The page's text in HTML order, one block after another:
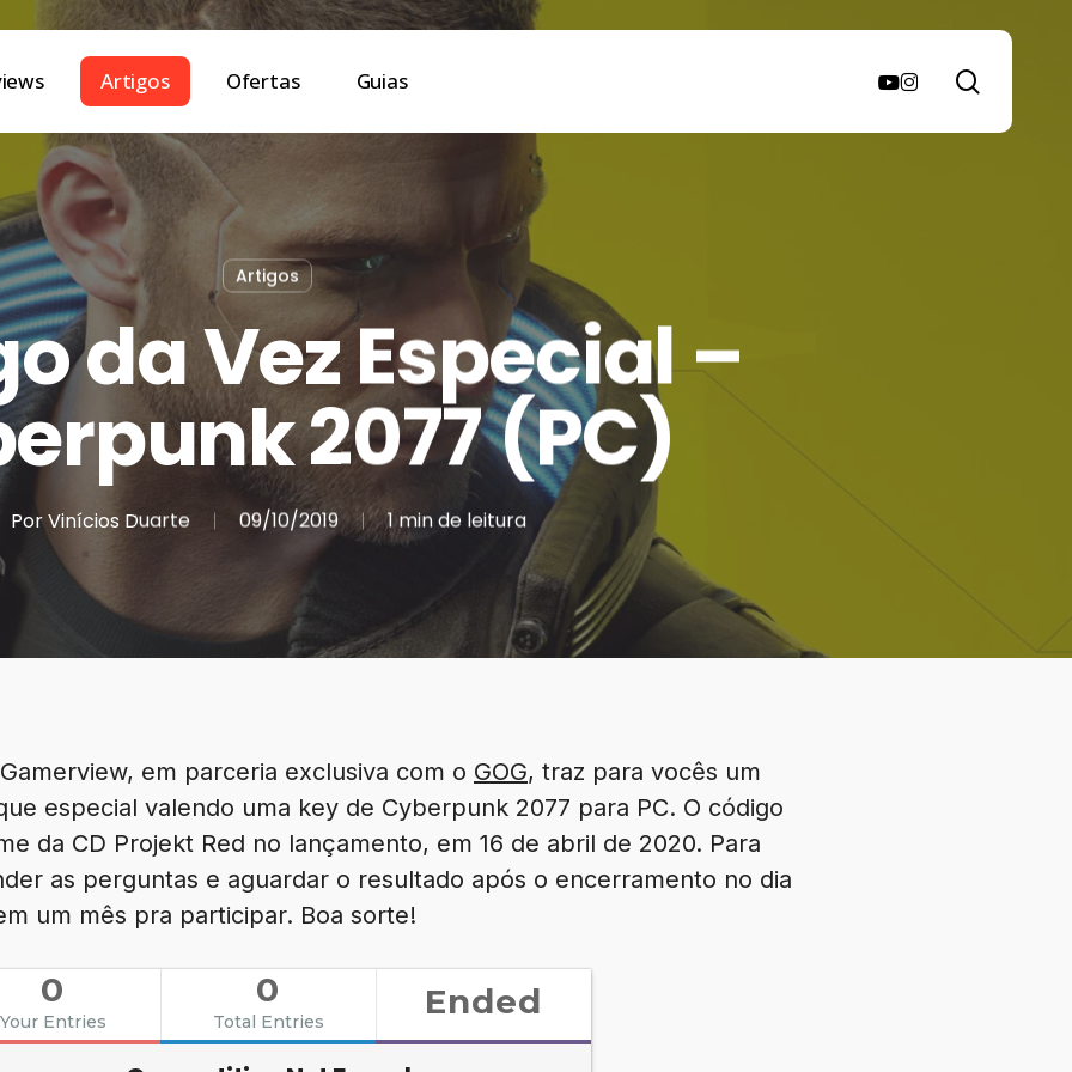
Artigos Ofertas Guias youtube
instagram
Artigos
da Vez Especial –
2077 (PC)
PorVinícios Duarte 09/10/2019 1 min de leitura
em parceria exclusiva com o GOG, traz para vocês um
especial valendo uma key de Cyberpunk 2077 para PC. O código
da CD Projekt Red no lançamento, em 16 de abril de 2020. Para
as perguntas e aguardar o resultado após o encerramento no dia
um mês pra participar. Boa sorte!
0
Your Entries
0
Total Entries Ended